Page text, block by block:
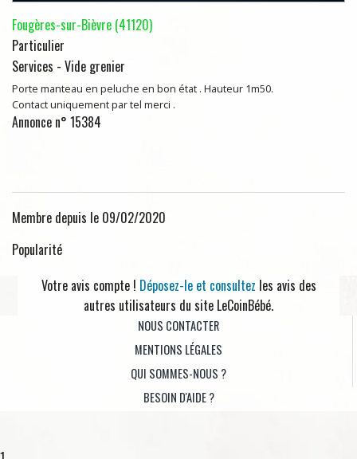
Fougères-sur-Bièvre (41120)
Particulier
Services - Vide grenier
Porte manteau en peluche en bon état . Hauteur 1m50.
Contact uniquement par tel merci .
Annonce n° 15384
Membre depuis le 09/02/2020
Popularité
Votre avis compte ! Déposez-le et consultez les avis des
autres utilisateurs du site LeCoinBébé.
NOUS CONTACTER
MENTIONS LÉGALES
QUI SOMMES-NOUS ?
BESOIN D'AIDE ?